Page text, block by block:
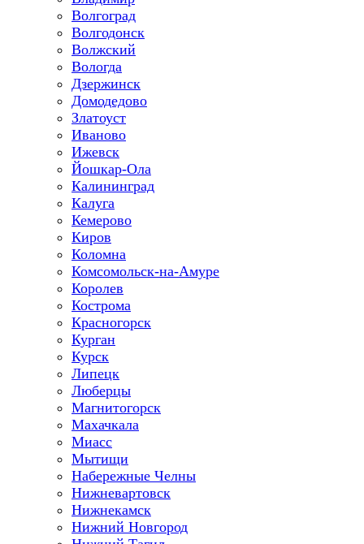
Волгоград
Волгодонск
Волжский
Вологда
Дзержинск
Домодедово
Златоуст
Иваново
Ижевск
Йошкар-Ола
Калининград
Калуга
Кемерово
Киров
Коломна
Комсомольск-на-Амуре
Королев
Кострома
Красногорск
Курган
Курск
Липецк
Люберцы
Магнитогорск
Махачкала
Миасс
Мытищи
Набережные Челны
Нижневартовск
Нижнекамск
Нижний Новгород